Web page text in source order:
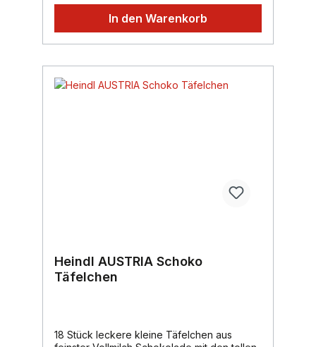
In den Warenkorb
Heindl AUSTRIA Schoko
Täfelchen
18 Stück leckere kleine Täfelchen aus